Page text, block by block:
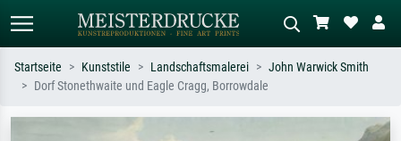
Suchen Sie nach Künstlern, Werktiteln
Beschreiben Sie die Szene – z.B. Grüne
Startseite Kunststile Landschaftsmalerei
John Warwick Smith
Dorf Stonethwaite und Eagle Cragg, Borrowdale